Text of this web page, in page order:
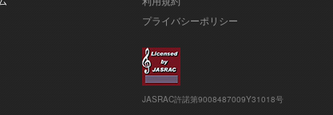
プライバシーポリシー
JASRAC許諾第9008487009Y31018号